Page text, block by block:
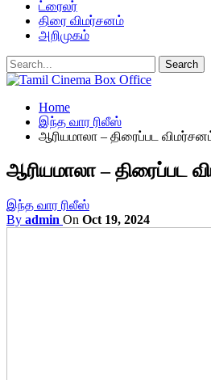
ட்ரைலர்
திரை விமர்சனம்
அறிமுகம்
Home
இந்த வார ரிலீஸ்
ஆரியமாலா – திரைப்பட
ஆரியமாலா – திரைப்பட
இந்த வார ரிலீஸ்
By admin On Oct 19, 2024